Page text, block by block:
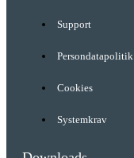
Support
Persondatapolitik
Cookies
Systemkrav